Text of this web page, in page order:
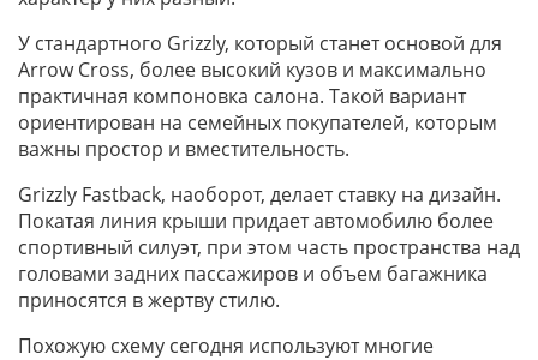
У стандартного Grizzly, который станет основой для
Arrow Cross, более высокий кузов и максимально
практичная компоновка салона. Такой вариант
ориентирован на семейных покупателей, которым
важны простор и вместительность.
Grizzly Fastback, наоборот, делает ставку на дизайн.
Покатая линия крыши придает автомобилю более
спортивный силуэт, при этом часть пространства над
головами задних пассажиров и объем багажника
приносятся в жертву стилю.
Похожую схему сегодня используют многие